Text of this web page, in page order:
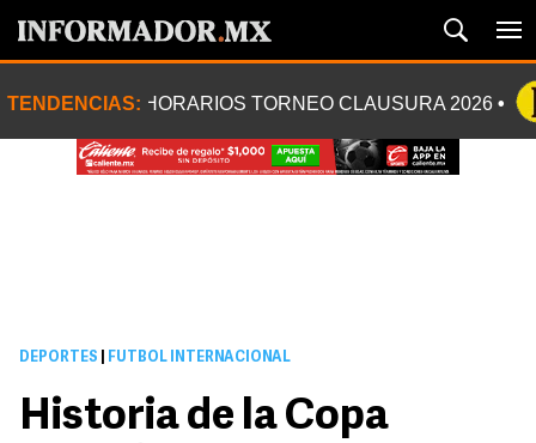
TENDENCIAS: HORARIOS TORNEO CLAUSURA 2026
DEPORTES FUTBOL INTERNACIONAL
Historia de la Copa